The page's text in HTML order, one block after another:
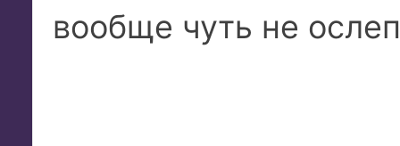
вообще чуть не